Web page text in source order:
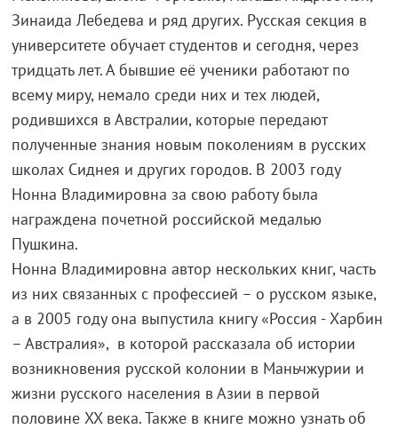
Зинаида Лебедева и ряд других. Русская секция в
университете обучает студентов и сегодня, через
тридцать лет. А бывшие её ученики работают по
всему миру, немало среди них и тех людей,
родившихся в Австралии, которые передают
полученные знания новым поколениям в русских
школах Сиднея и других городов. В 2003 году
Нонна Владимировна за свою работу была
награждена почетной российской медалью
Пушкина.
Нонна Владимировна автор нескольких книг, часть
из них связанных с профессией – о русском языке,
а в 2005 году она выпустила книгу «Россия - Харбин
– Австралия», в которой рассказала об истории
возникновения русской колонии в Маньчжурии и
жизни русского населения в Азии в первой
половине XX века. Также в книге можно узнать об